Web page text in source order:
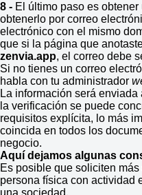
8 - El último paso es
obtenerlo por correo
electrónico con el mismo
que si la página que
zenvia.app, el correo debe
Si no tienes un correo
habla con tu administrador
La información será enviada
la verificación se puede
requisitos explícita, lo más
coincida en todos los
negocio.
Aquí dejamos algunas
Es posible que soliciten
persona física con actividad
una sociedad.